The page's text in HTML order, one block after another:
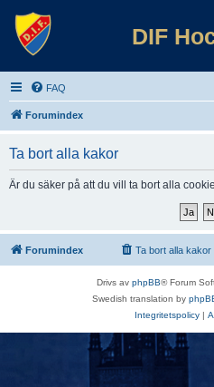
DIF
FAQ
Forumindex
Ta bort alla kakor
Är du säker på att du vill ta bort alla
Forumindex Ta bort alla kakor
Drivs av phpBB® Forum
Swedish translation by
Integritetspolicy|